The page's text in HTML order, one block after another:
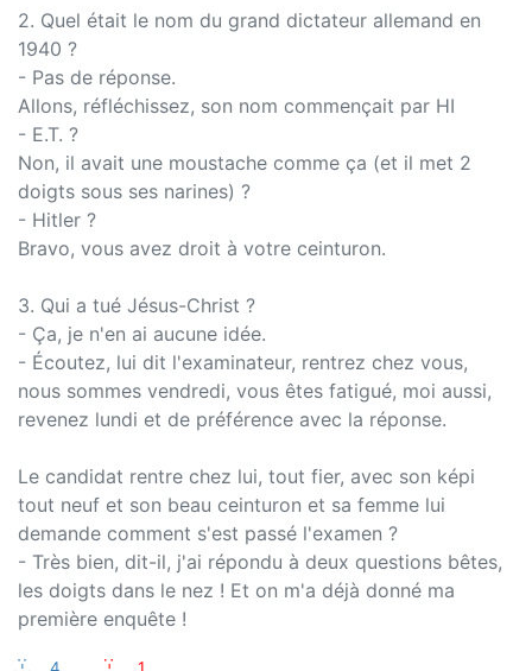
2. Quel était le nom du grand dictateur allemand en
1940 ?
- Pas de réponse.
Allons, réfléchissez, son nom commençait par HI
- E.T. ?
Non, il avait une moustache comme ça (et il met 2
doigts sous ses narines) ?
- Hitler ?
Bravo, vous avez droit à votre ceinturon.
3. Qui a tué Jésus-Christ ?
- Ça, je n'en ai aucune idée.
- Écoutez, lui dit l'examinateur, rentrez chez vous,
nous sommes vendredi, vous êtes fatigué, moi aussi,
revenez lundi et de préférence avec la réponse.
Le candidat rentre chez lui, tout fier, avec son képi
tout neuf et son beau ceinturon et sa femme lui
demande comment s'est passé l'examen ?
- Très bien, dit-il, j'ai répondu à deux questions bêtes,
les doigts dans le nez ! Et on m'a déjà donné ma
première enquête !
:-) :-(